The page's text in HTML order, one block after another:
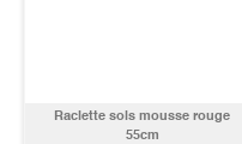
Raclette sols mousse rouge
55cm